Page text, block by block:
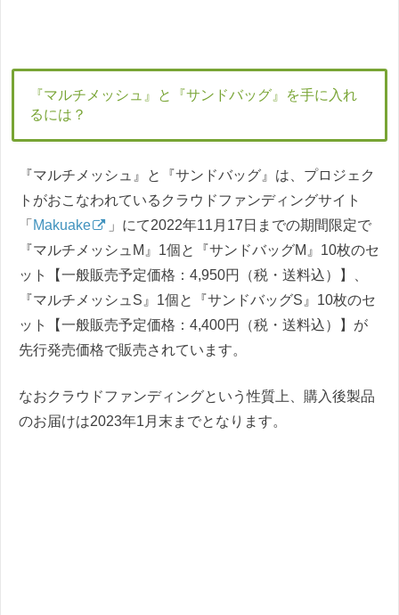
『マルチメッシュ』と『サンドバッグ』を手に入れ
るには？
『マルチメッシュ』と『サンドバッグ』は、プロジェク
トがおこなわれているクラウドファンディングサイト
「 Makuake
」にて2022年11月17日までの期間限定で
『マルチメッシュM』1個と『サンドバッグM』10枚のセ
ット【一般販売予定価格：4,950円（税・送料込）】、
『マルチメッシュS』1個と『サンドバッグS』10枚のセ
ット【一般販売予定価格：4,400円（税・送料込）】が
先行発売価格で販売されています。
なおクラウドファンディングという性質上、購入後製品
のお届けは2023年1月末までとなります。